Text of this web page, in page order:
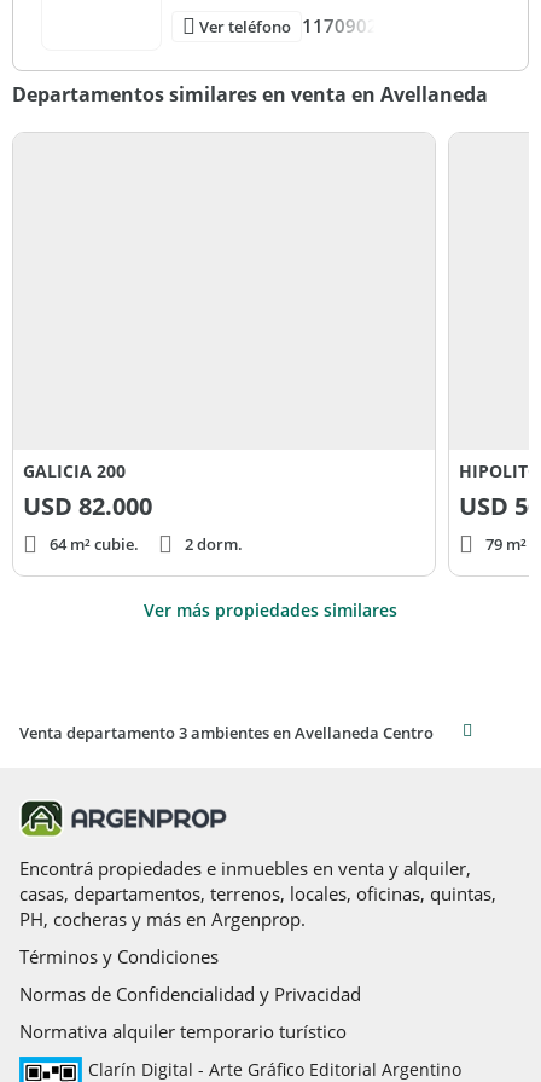
Ver teléfono 1170902
Departamentos similares en venta en Avellaneda
GALICIA 200
USD 82.000
64 m² cubie. 2 dorm.
USD
79 m²
Ver más propiedades similares
Venta departamento 3 ambientes en Avellaneda Centro
Encontrá propiedades e inmuebles en venta y alquiler,
casas, departamentos, terrenos, locales, oficinas, quintas,
PH, cocheras y más en Argenprop.
Términos y Condiciones
Normas de Confidencialidad y Privacidad
Normativa alquiler temporario turístico
Clarín Digital - Arte Gráfico Editorial Argentino